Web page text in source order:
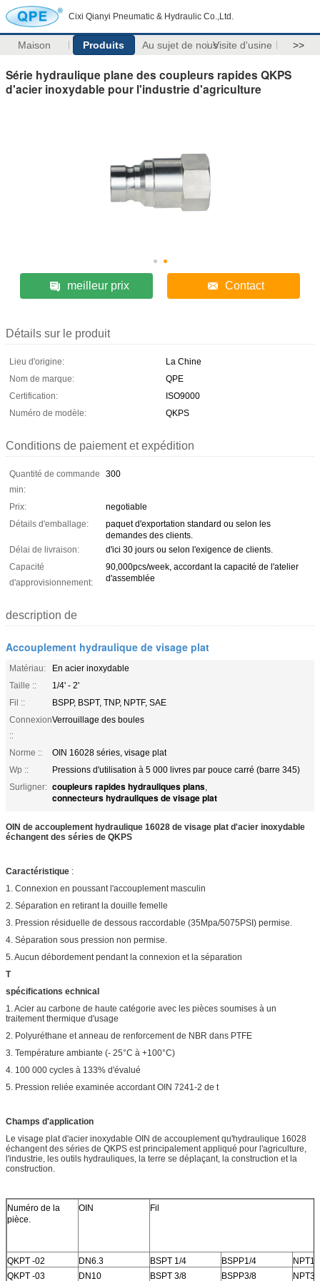
Cixi Qianyi Pneumatic & Hydraulic Co.,Ltd.
Maison Produits Au sujet de nousVisite d'usine >>
Série hydraulique plane des coupleurs rapides QKPS
d'acier inoxydable pour l'industrie d'agriculture
meilleur prix Contact
Détails sur le produit
Lieu d'origine:
La Chine
Nom de marque:
QPE
Certification:
ISO9000
Numéro de modèle:
QKPS
Conditions de paiement et expédition
Quantité de commande
min:
300
Prix:
negotiable
Détails d'emballage:
paquet d'exportation standard ou selon les
demandes des clients.
Délai de livraison:
d'ici 30 jours ou selon l'exigence de clients.
Capacité
d'approvisionnement:
90,000pcs/week, accordant la capacité de l'atelier
d'assemblée
description de
Accouplement hydraulique de visage plat
Matériau:
En acier inoxydable
Taille ::
1/4' - 2'
Fil ::
BSPP, BSPT, TNP, NPTF, SAE
Connexion
::
Verrouillage des boules
Norme ::
OIN 16028 séries, visage plat
Wp ::
Pressions d'utilisation à 5 000 livres par pouce carré (barre 345)
Surligner: coupleurs rapides hydrauliques plans,
connecteurs hydrauliques de visage plat
OIN de accouplement hydraulique 16028 de visage plat d'acier inoxydable
échangent des séries de QKPS
Caractéristique :
1. Connexion en poussant l'accouplement masculin
2. Séparation en retirant la douille femelle
3. Pression résiduelle de dessous raccordable (35Mpa/5075PSI) permise.
4. Séparation sous pression non permise.
5. Aucun débordement pendant la connexion et la séparation
T
spécifications echnical
1. Acier au carbone de haute catégorie avec les pièces soumises à un
traitement thermique d'usage
2. Polyuréthane et anneau de renforcement de NBR dans PTFE
3. Température ambiante (- 25°C à +100°C)
4. 100 000 cycles à 133% d'évalué
5. Pression reliée examinée accordant OIN 7241-2 de t
Champs d'application
Le visage plat d'acier inoxydable OIN de accouplement qu'hydraulique 16028
échangent des séries de QKPS est principalement appliqué pour l'agriculture,
l'industrie, les outils hydrauliques, la terre se déplaçant, la construction et la
construction.
Numéro de la
pièce.
OIN Fil
QKPT -02 DN6.3 BSPT 1/4 BSPP1/4
NPT1/
QKPT -03
DN10 BSPT 3/8 BSPP3/8
NPT3/